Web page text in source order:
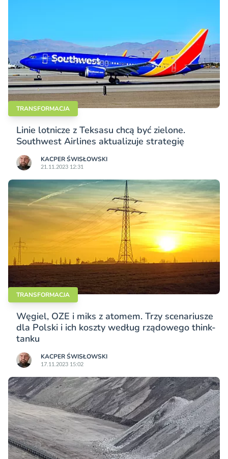
TRANSFORMACJA
Linie lotnicze z Teksasu chcą być zielone.
Southwest Airlines aktualizuje strategię
KACPER ŚWISŁO­WSKI
21.11.2023 12:31
TRANSFORMACJA
Węgiel, OZE i miks z atomem. Trzy scenariusze
dla Polski i ich koszty według rządowego think-
tanku
KACPER ŚWISŁO­WSKI
17.11.2023 15:02